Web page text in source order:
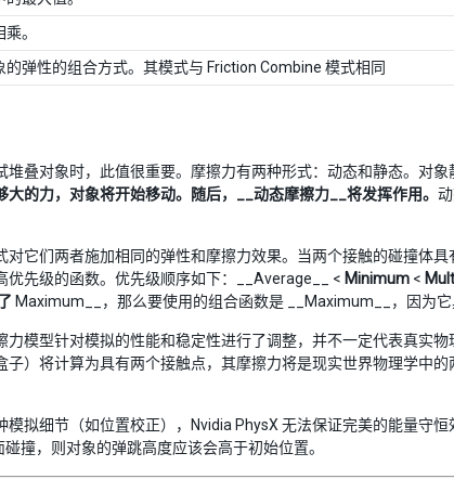
。
的弹性的组合方式。其模式与 Friction Combine 模式相同
堆叠对象时，此值很重要。摩擦力有两种形式：动态和静态。对
的力，对象将开始移动。随后，__动态摩擦力__将发挥作用。
对它们两者施加相同的弹性和摩擦力效果。当两个接触的碰撞体
优先级的函数。优先级顺序如下：__Average__ < Minimum <
Maximum__，那么要使用的组合函数是 __Maximum__，因为它
力模型针对模拟的性能和稳定性进行了调整，并不一定代表真实
）将计算为具有两个接触点，其摩擦力将是现实世界物理学中
模拟细节（如位置校正），Nvidia PhysX 无法保证完美的能量守
撞，则对象的弹跳高度应该会高于初始位置。